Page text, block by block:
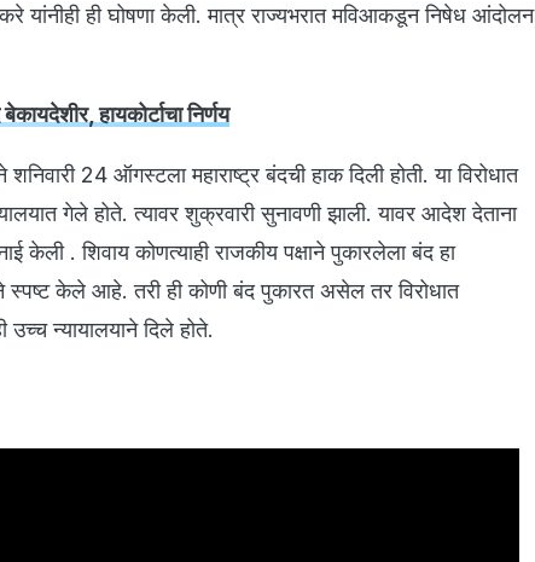
यांनीही ही घोषणा केली. मात्र राज्यभरात मविआकडून निषेध आंदोलन
हायकोर्टाचा निर्णय
24 ऑगस्टला महाराष्ट्र बंदची हाक दिली होती. या विरोधात
गेले होते. त्यावर शुक्रवारी सुनावणी झाली. यावर आदेश देताना
केली . शिवाय कोणत्याही राजकीय पक्षाने पुकारलेला बंद हा
केले आहे. तरी ही कोणी बंद पुकारत असेल तर विरोधात
न्यायालयाने दिले होते.